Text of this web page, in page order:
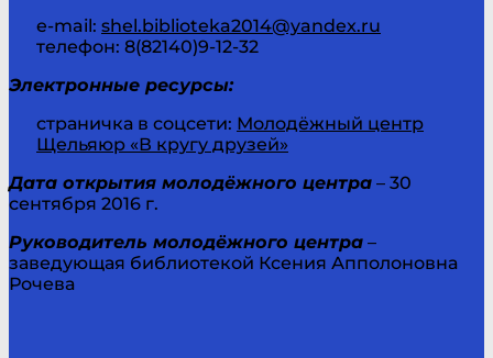
e-mail: shel.biblioteka2014@yandex.ru
телефон: 8(82140)9-12-32
Электронные ресурсы:
страничка в соцсети: Молодёжный центр
Щельяюр «В кругу друзей»
Дата открытия молодёжного центра – 30
сентября 2016 г.
Руководитель молодёжного центра –
заведующая библиотекой Ксения Апполоновна
Рочева